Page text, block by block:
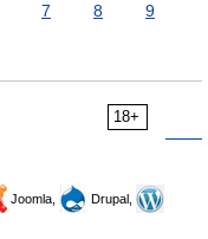
7 8
9
18+
Joomla,
Drupal,